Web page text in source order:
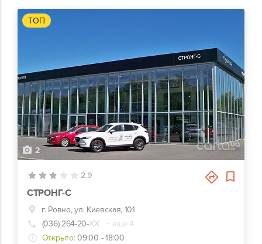
ТОП
2
2.9
СТРОНГ-С
г. Ровно, ул. Киевская, 101
(036) 264-20-ХХ
+ еще 4
Открыто: 09:00 - 18:00